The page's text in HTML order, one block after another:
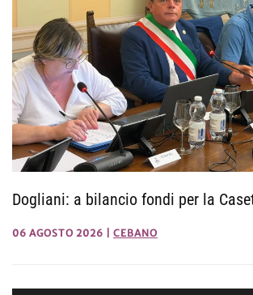
Dogliani: a bilancio fondi per la
06 AGOSTO 2026 CEBANO